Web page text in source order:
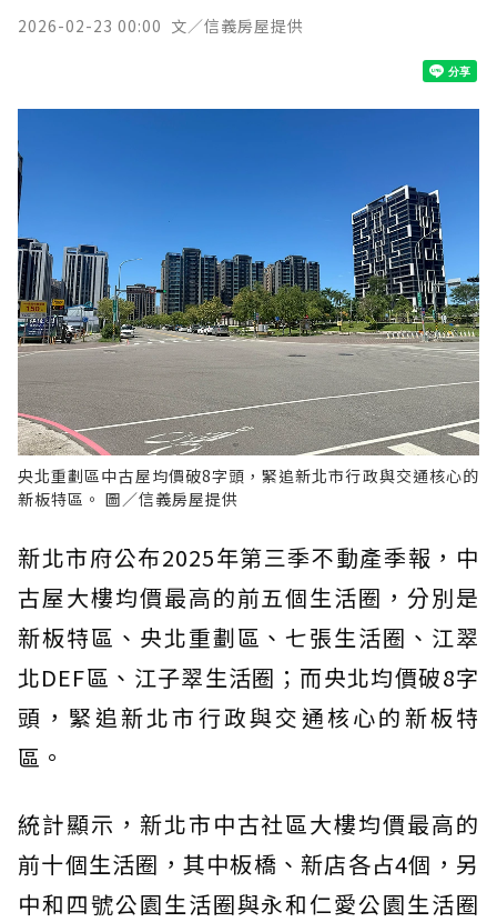
2026-02-23 00:00 文／信義房屋提供
央北重劃區中古屋均價破8字頭，緊追新北市行政與交通核心的
新板特區。 圖／信義房屋提供
新北市府公布2025年第三季不動產季報，中
古屋大樓均價最高的前五個生活圈，分別是
新板特區、央北重劃區、七張生活圈、江翠
北DEF區、江子翠生活圈；而央北均價破8字
頭，緊追新北市行政與交通核心的新板特
區。
統計顯示，新北市中古社區大樓均價最高的
前十個生活圈，其中板橋、新店各占4個，另
中和四號公園生活圈與永和仁愛公園生活圈